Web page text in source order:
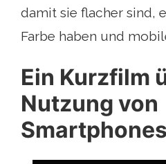
damit sie flacher sind,
Farbe haben und
Ein Kurzfilm
Nutzung von
Smartphones